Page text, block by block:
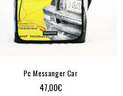
Pc Messanger Car
47,00€